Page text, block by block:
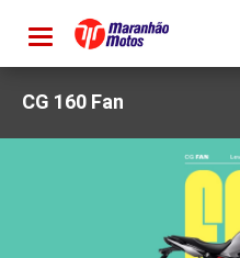
Toggle
CG 160 Fan